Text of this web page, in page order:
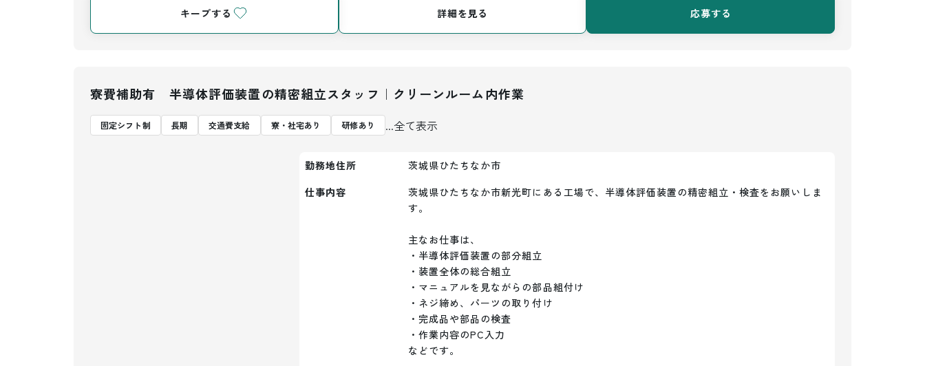
キープする 詳細を見る 応募する
寮費補助有 半導体評価装置の精密組立スタッフ｜クリーンルーム内作業
固定シフト制 長期 交通費支給 寮・社宅あり 研修あり ...全て表示
勤務地住所
茨城県ひたちなか市
仕事内容
茨城県ひたちなか市新光町にある工場で、半導体評価装置の精密組立・検査をお願いしま
す。
主なお仕事は、
・半導体評価装置の部分組立
・装置全体の総合組立
・マニュアルを見ながらの部品組付け
・ネジ締め、パーツの取り付け
・完成品や部品の検査
・作業内容のPC入力
などです。